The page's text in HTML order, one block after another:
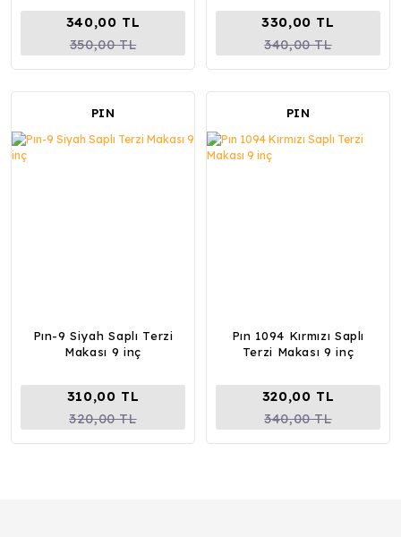
340,00 TL
350,00 TL
330,00 TL
340,00 TL
PIN
Pın-9 Siyah Saplı Terzi
Makası 9 inç
310,00 TL
320,00 TL
PIN
Pın 1094 Kırmızı Saplı
Terzi Makası 9 inç
320,00 TL
340,00 TL